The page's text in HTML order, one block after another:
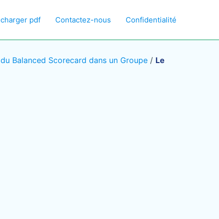
pdf Contactez-nous Confidentialité
Balanced Scorecard dans un Groupe / Le